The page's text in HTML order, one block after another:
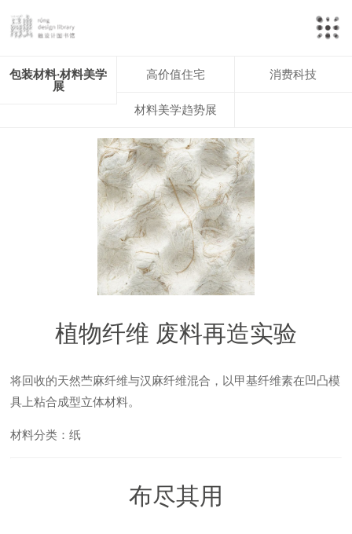
包装材料·材料美学
展
高价值住宅 消费科技
材料美学趋势展
植物纤维 废料再造实验
将回收的天然苎麻纤维与汉麻纤维混合，以甲基纤维素在凹凸模
具上粘合成型立体材料。
材料分类：纸
布尽其用